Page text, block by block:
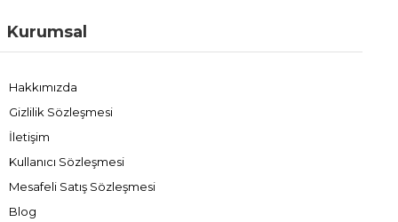
Kurumsal
Hakkımızda
Gizlilik Sözleşmesi
İletişim
Kullanıcı Sözleşmesi
Mesafeli Satış Sözleşmesi
Blog